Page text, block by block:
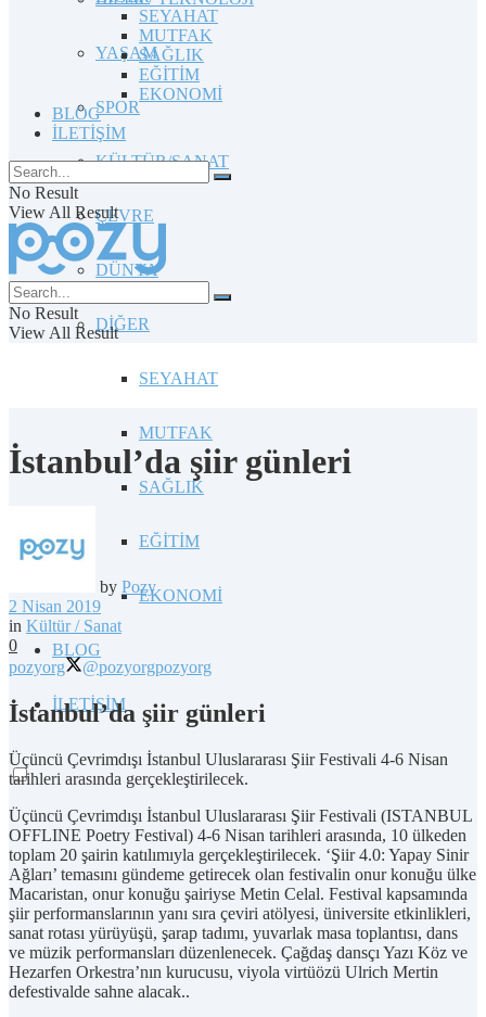
YAŞAM
SPOR
KÜLTÜR/SANAT
ÇEVRE
DÜNYA
DİĞER
SEYAHAT
MUTFAK
SAĞLIK
EĞİTİM
EKONOMİ
BLOG
İLETİŞİM
SEYAHAT
MUTFAK
SAĞLIK
EĞİTİM
EKONOMİ
BLOG
İLETİŞİM
No Result
View All Result
No Result
View All Result
İstanbul’da şiir günleri
by Pozy
2 Nisan 2019
in Kültür / Sanat
0
pozyorg
@pozyorgpozyorg
İstanbul’da şiir günleri
Üçüncü Çevrimdışı İstanbul Uluslararası Şiir Festivali 4-6 Nisan
tarihleri arasında gerçekleştirilecek.
Üçüncü Çevrimdışı İstanbul Uluslararası Şiir Festivali (ISTANBUL
OFFLINE Poetry Festival) 4-6 Nisan tarihleri arasında, 10 ülkeden
toplam 20 şairin katılımıyla gerçekleştirilecek. ‘Şiir 4.0: Yapay Sinir
Ağları’ temasını gündeme getirecek olan festivalin onur konuğu ülke
Macaristan, onur konuğu şairiyse Metin Celal. Festival kapsamında
şiir performanslarının yanı sıra çeviri atölyesi, üniversite etkinlikleri,
sanat rotası yürüyüşü, şarap tadımı, yuvarlak masa toplantısı, dans
ve müzik performansları düzenlenecek. Çağdaş dansçı Yazı Köz ve
Hezarfen Orkestra’nın kurucusu, viyola virtüözü Ulrich Mertin
defestivalde sahne alacak..